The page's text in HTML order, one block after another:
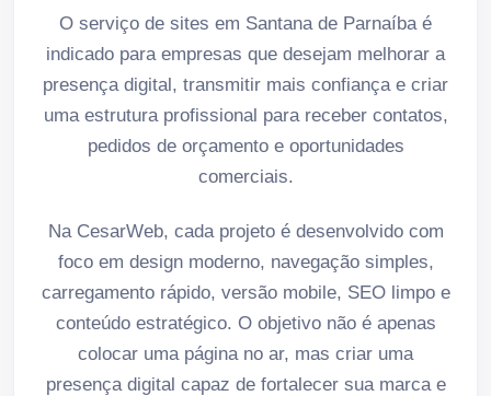
O serviço de sites em Santana de Parnaíba é
indicado para empresas que desejam melhorar a
presença digital, transmitir mais confiança e criar
uma estrutura profissional para receber contatos,
pedidos de orçamento e oportunidades
comerciais.
Na CesarWeb, cada projeto é desenvolvido com
foco em design moderno, navegação simples,
carregamento rápido, versão mobile, SEO limpo e
conteúdo estratégico. O objetivo não é apenas
colocar uma página no ar, mas criar uma
presença digital capaz de fortalecer sua marca e